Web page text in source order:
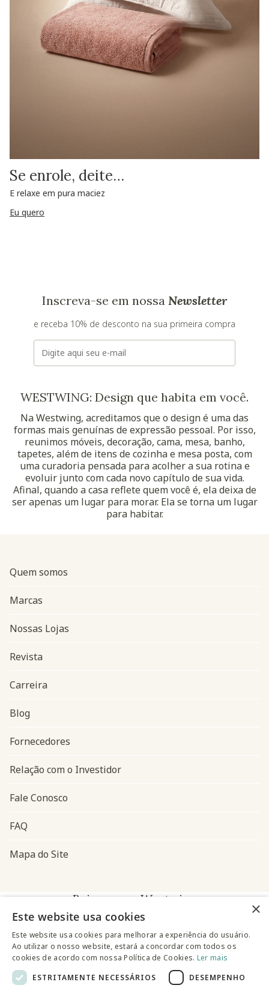
Se enrole, deite…
E relaxe em pura maciez
Eu quero
Inscreva-se em nossa Newsletter
e receba 10% de desconto na sua primeira compra
E-mail
WESTWING: Design que habita em você.
Na Westwing, acreditamos que o design é uma das
formas mais genuínas de expressão pessoal. Por isso,
reunimos móveis, decoração, cama, mesa, banho,
tapetes, além de itens de cozinha e mesa posta, com
uma curadoria pensada para acolher a sua rotina e
evoluir junto com cada novo capítulo de sua vida.
Afinal, quando a casa reflete quem você é, ela deixa de
ser apenas um lugar para morar. Ela se torna um lugar
para habitar.
Navegação do rodapé
Quem somos
Marcas
Nossas Lojas
Revista
Carreira
Blog
Fornecedores
Relação com o Investidor
Fale Conosco
FAQ
Mapa do Site
Baixe o app Westwing
×
Este website usa cookies
Este website usa cookies para melhorar a experiência do usuário.
Ao utilizar o nosso website, estará a concordar com todos os
cookies de acordo com nossa Política de Cookies. Ler mais
ESTRITAMENTE NECESSÁRIOS
DESEMPENHO